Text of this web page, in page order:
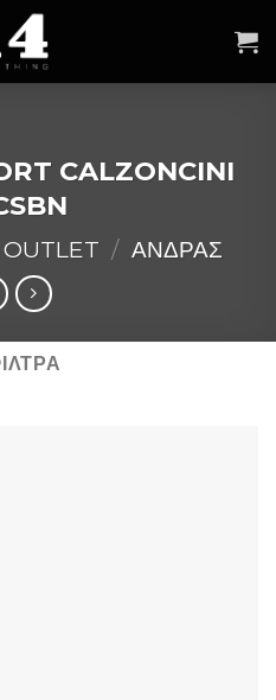
CALZONCINI
OUTLET / ΑΝΔΡΑΣ